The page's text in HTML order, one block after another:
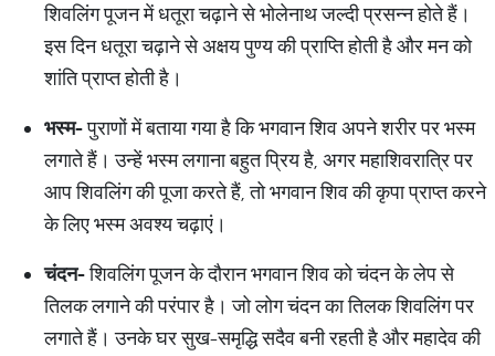
शिवलिंग पूजन में धतूरा चढ़ाने से भोलेनाथ जल्दी प्रसन्न होते हैं।
इस दिन धतूरा चढ़ाने से अक्षय पुण्य की प्राप्ति होती है और मन को
शांति प्राप्त होती है।
भस्म-पुराणों में बताया गया है कि भगवान शिव अपने शरीर पर भस्म
लगाते हैं। उन्हें भस्म लगाना बहुत प्रिय है, अगर महाशिवरात्रि पर
आप शिवलिंग की पूजा करते हैं, तो भगवान शिव की कृपा प्राप्त करने
के लिए भस्म अवश्य चढ़ाएं।
चंदन-शिवलिंग पूजन के दौरान भगवान शिव को चंदन के लेप से
तिलक लगाने की परंपार है। जो लोग चंदन का तिलक शिवलिंग पर
लगाते हैं। उनके घर सुख-समृद्धि सदैव बनी रहती है और महादेव की